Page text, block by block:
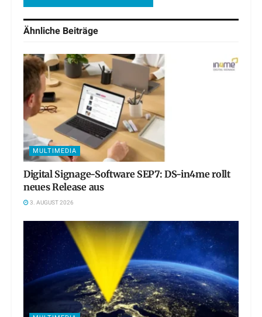
Ähnliche Beiträge
MULTIMEDIA
Digital Signage-Software SEP7: DS-in4me rollt
neues Release aus
3. AUGUST 2026